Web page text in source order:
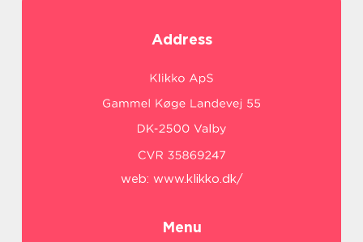
Address
web: www.klikko.dk/
Menu